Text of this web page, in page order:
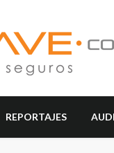
REPORTAJES